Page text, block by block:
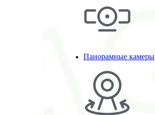
Панорамные камеры